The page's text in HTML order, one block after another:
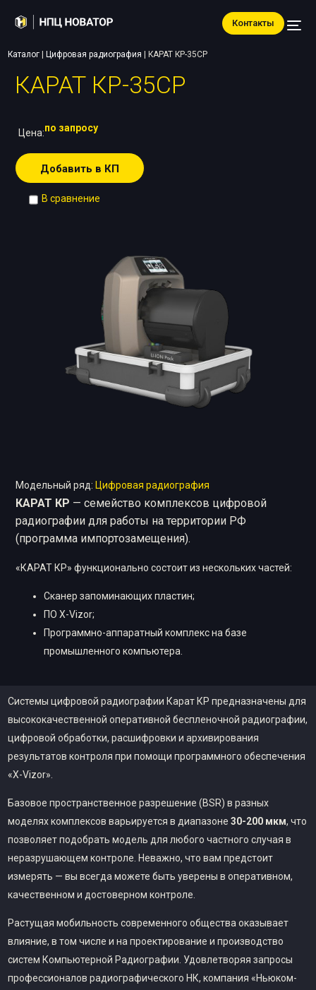
Контакты
Каталог Цифровая радиография КАРАТ КР-35СР
КАРАТ КР-35СР
Цена:по запросу
Добавить в КП
В сравнение
Модельный ряд: Цифровая радиография
КАРАТ КР — семейство комплексов цифровой
радиографии для работы на территории РФ
(программа импортозамещения).
«КАРАТ КР» функционально состоит из нескольких частей:
Сканер запоминающих пластин;
ПО X-Vizor;
Программно-аппаратный комплекс на базе
промышленного компьютера.
Системы цифровой радиографии Карат КР предназначены для
высококачественной оперативной беспленочной радиографии,
цифровой обработки, расшифровки и архивирования
результатов контроля при помощи программного обеспечения
«X-Vizor».
Базовое пространственное разрешение (BSR) в разных
моделях комплексов варьируется в диапазоне30-200 мкм, что
позволяет подобрать модель для любого частного случая в
неразрушающем контроле. Неважно, что вам предстоит
измерять — вы всегда можете быть уверены в оперативном,
качественном и достоверном контроле.
Растущая мобильность современного общества оказывает
влияние, в том числе и на проектирование и производство
систем Компьютерной Радиографии. Удовлетворяя запросы
профессионалов радиографического НК, компания «Ньюком-